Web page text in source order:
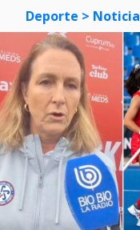
Deporte > Noticia